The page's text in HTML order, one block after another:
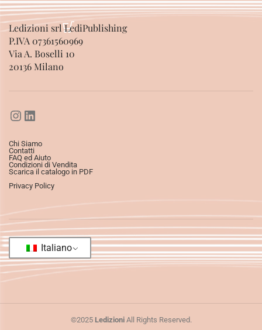
Ledizioni srl LediPublishing
P.IVA 07361560969
Via A. Boselli 10
20136 Milano
Chi Siamo
Contatti
FAQ ed Aiuto
Condizioni di Vendita
Scarica il catalogo in PDF
Privacy Policy
Italiano
©2025 LedizioniAll Rights Reserved.